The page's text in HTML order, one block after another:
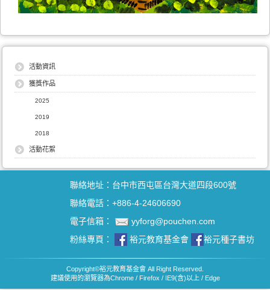
活動資訊
獲獎作品
2025
2019
2018
活動花絮
聯絡地址：台中市西屯區台灣大道四段600號
聯絡電話：+886-4-24606690
電子信箱：
yyforg@pouchen.com
粉絲專頁：
裕元教育基金會 裕元種子書坊
Copyright©裕元教育基金會 All Right Reserved.
建議使用的瀏覽器為Chrome / Firefox / IE9(含)以上 / Edge